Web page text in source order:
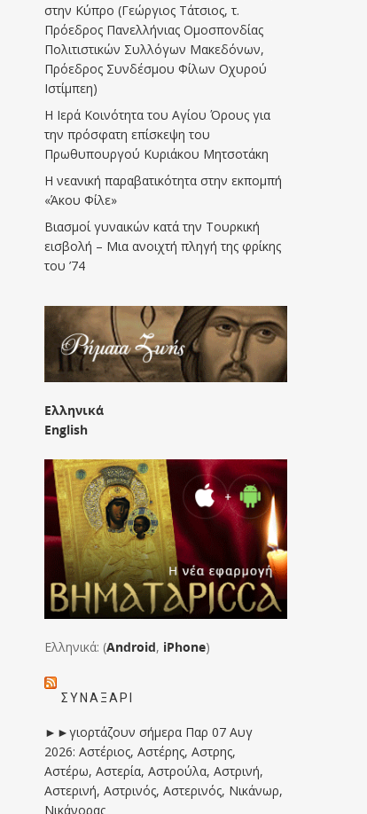
στην Κύπρο (Γεώργιος Τάτσιος, τ.
Πρόεδρος Πανελλήνιας Ομοσπονδίας
Πολιτιστικών Συλλόγων Μακεδόνων,
Πρόεδρος Συνδέσμου Φίλων Οχυρού
Ιστίμπεη)
Η Ιερά Κοινότητα του Αγίου Όρους για
την πρόσφατη επίσκεψη του
Πρωθυπουργού Κυριάκου Μητσοτάκη
Η νεανική παραβατικότητα στην εκπομπή
«Άκου Φίλε»
Βιασμοί γυναικών κατά την Τουρκική
εισβολή – Μια ανοιχτή πληγή της φρίκης
του ’74
Ελληνικά
English
Ελληνικά: (Android, iPhone)
ΣΥΝΑΞΆΡΙ
►►γιορτάζουν σήμερα Παρ 07 Αυγ
2026: Αστέριος, Αστέρης, Αστρης,
Αστέρω, Αστερία, Αστρούλα, Αστρινή,
Αστερινή, Αστρινός, Αστερινός, Νικάνωρ,
Νικάνορας